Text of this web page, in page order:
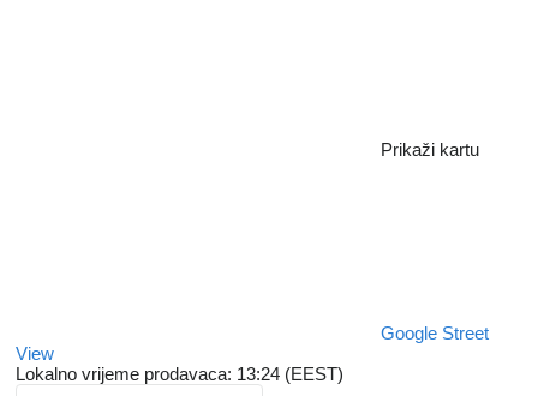
Prikaži kartu
Google Street
View
Lokalno vrijeme prodavaca: 13:24 (EEST)